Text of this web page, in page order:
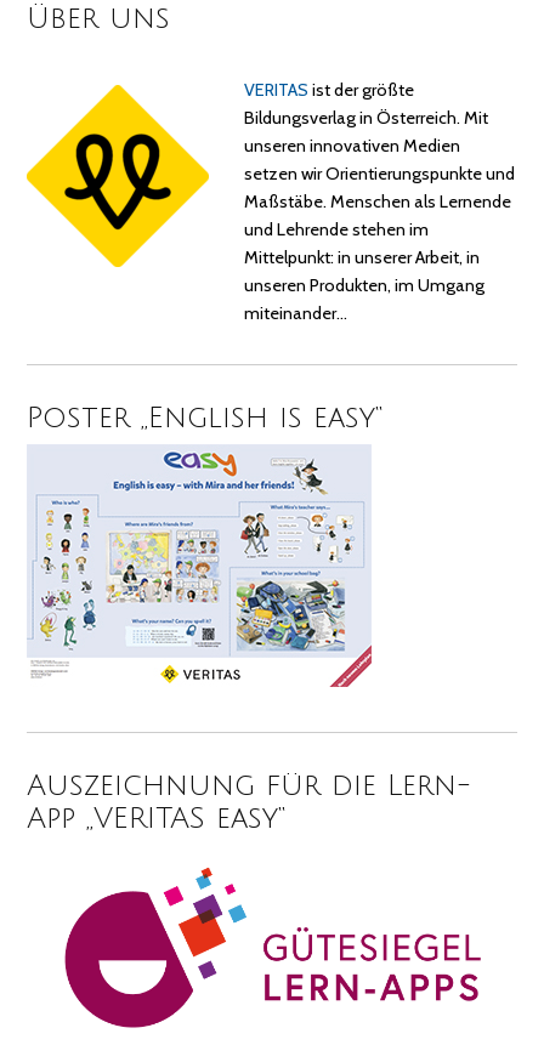
Über uns
VERITAS ist der größte
Bildungsverlag in Österreich. Mit
unseren innovativen Medien
setzen wir Orientierungspunkte und
Maßstäbe. Menschen als Lernende
und Lehrende stehen im
Mittelpunkt: in unserer Arbeit, in
unseren Produkten, im Umgang
miteinander…
Poster „English is easy“
Auszeichnung für die Lern-
App „VERITAS easy“